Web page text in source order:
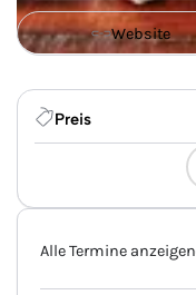
Website
Preis
Alle Termine anzeigen